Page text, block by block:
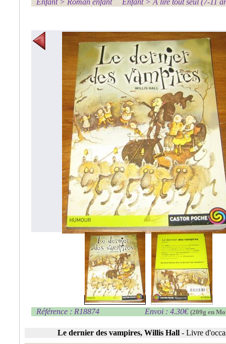
Enfant> Roman enfant Enfant> A lire tout seul (7-11
Référence : R18874 Envoi : 4.30€ (209g en
Le dernier des vampires, Willis Hall - Livre